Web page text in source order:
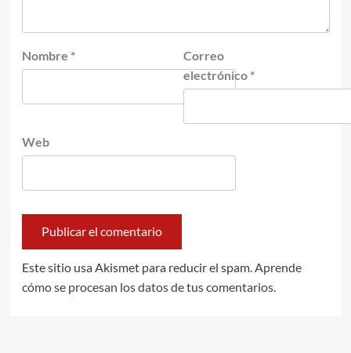
Nombre *
Correo
electrónico *
Web
Este sitio usa Akismet para reducir el spam. Aprende
cómo se procesan los datos de tus comentarios.